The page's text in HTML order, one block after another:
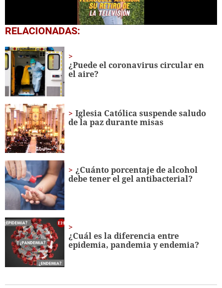
0
seconds
1
minute,
58
seconds
RELACIONADAS:
¿Puede el coronavirus circular en
el aire?
Iglesia Católica suspende saludo
de la paz durante misas
¿Cuánto porcentaje de alcohol
debe tener el gel antibacterial?
¿Cuál es la diferencia entre
epidemia, pandemia y endemia?